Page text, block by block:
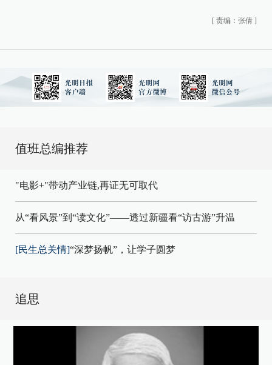
[ 责编：张倩 ]
值班总编推荐
"电影+"带动产业链,再证无可取代
从“看风景”到“读文化”——透过新疆看“访古游”升温
[民生总关情]“深梦扬帆”，让学子圆梦
追思